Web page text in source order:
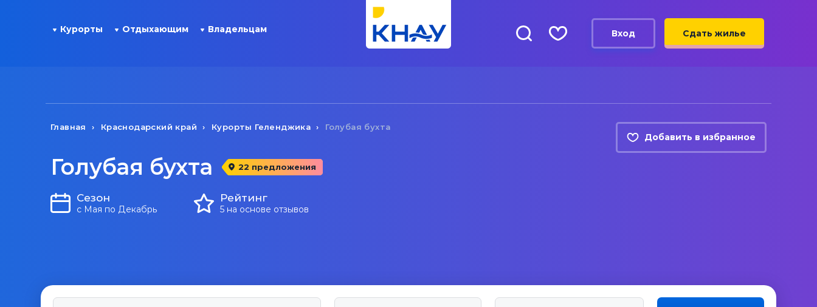
Курорты Отдыхающим Владельцам Вход Сдать жилье
Главная Краснодарский край Курорты Геленджика Голубая бухта
Добавить в избранное
Голубая бухта 22 предложения
Сезон
с Мая по Декабрь
Рейтинг
5 на основе отзывов